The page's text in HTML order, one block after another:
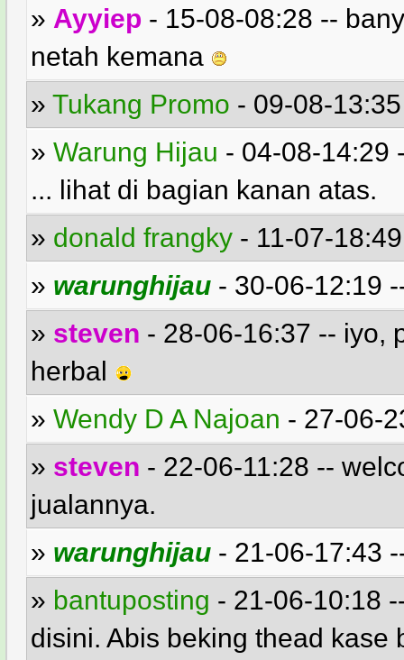
» Ayyiep - 15-08-08:28 --
netah kemana
»Tukang Promo - 09-08-
»Warung Hijau - 04-08-14:29
... lihat di bagian kanan atas.
» donald frangky - 11-07-
» warunghijau - 30-06-12:19
» steven - 28-06-16:37 -- iyo,
herbal
»Wendy D A Najoan - 27-06-
» steven - 22-06-11:28 --
jualannya.
» warunghijau - 21-06-17:43
» bantuposting - 21-06-10:18
disini. Abis beking thead kase